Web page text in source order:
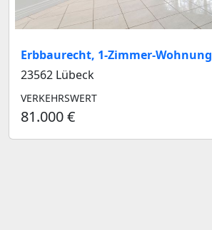
Erbbaurecht, 1-Zimmer-Wohnung
23562 Lübeck
VERKEHRSWERT
81.000 €